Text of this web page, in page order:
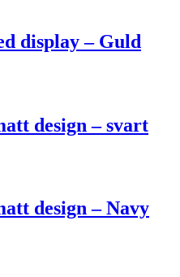
display – Guld
design – svart
design – Navy